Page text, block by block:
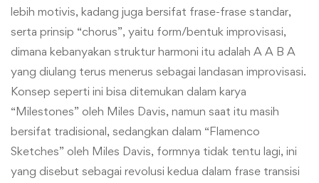
lebih motivis, kadang juga bersifat frase-frase standar,
serta prinsip “chorus”, yaitu form/bentuk improvisasi,
dimana kebanyakan struktur harmoni itu adalah A A B A
yang diulang terus menerus sebagai landasan improvisasi.
Konsep seperti ini bisa ditemukan dalam karya
“Milestones” oleh Miles Davis, namun saat itu masih
bersifat tradisional, sedangkan dalam “Flamenco
Sketches” oleh Miles Davis, formnya tidak tentu lagi, ini
yang disebut sebagai revolusi kedua dalam frase transisi